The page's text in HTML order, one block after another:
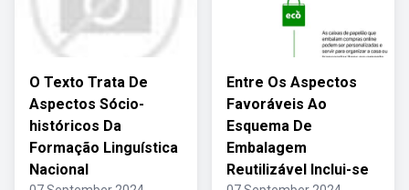
O Texto Trata De
Aspectos Sócio-
históricos Da
Formação Linguística
Nacional
Entre Os Aspectos
Favoráveis Ao
Esquema De
Embalagem
Reutilizável Inclui-se